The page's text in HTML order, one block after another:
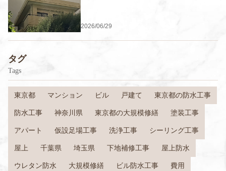
2026/06/29
タグ
Tags
東京都 マンション ビル 戸建て 東京都の防水工事
防水工事 神奈川県 東京都の大規模修繕 塗装工事
アパート 仮設足場工事 洗浄工事 シーリング工事
屋上 千葉県 埼玉県 下地補修工事 屋上防水
ウレタン防水 大規模修繕 ビル防水工事 費用